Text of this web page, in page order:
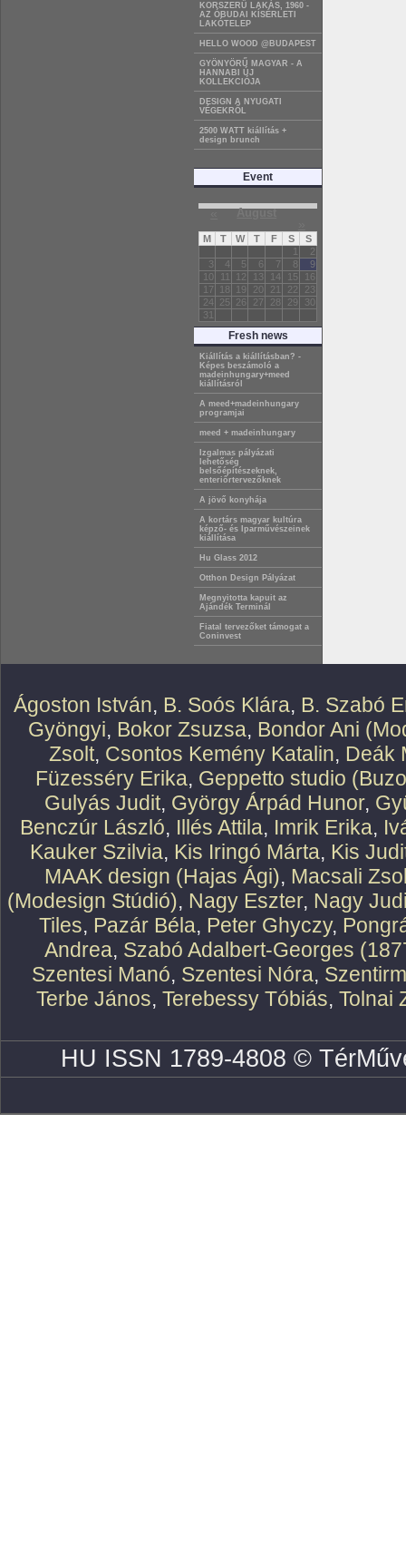
KORSZERŰ LAKÁS, 1960 -
AZ ÓBUDAI KÍSÉRLETI
LAKÓTELEP
HELLO WOOD @BUDAPEST
GYÖNYÖRŰ MAGYAR - A
HANNABI ÚJ
KOLLEKCIÓJA
DESIGN A NYUGATI
VÉGEKRŐL
2500 WATT kiállítás +
design brunch
Event
« August
M T W T F S
S
1
2
3
4 5 6 7 8
9
10
11 12 13 14 15
16
17
18 19 20 21 22
23
24
25 26 27 28 29
30
31
Fresh news
Kiállítás a kiállításban? -
Képes beszámoló a
madeinhungary+meed
kiállításról
A meed+madeinhungary
programjai
meed + madeinhungary
Izgalmas pályázati
lehetőség
belsőépítészeknek,
enteriőrtervezőknek
A jövő konyhája
A kortárs magyar kultúra
képző- és Iparművészeinek
kiállítása
Hu Glass 2012
Otthon Design Pályázat
Megnyitotta kapuit az
Ajándék Terminál
Fiatal tervezőket támogat a
Coninvest
Ágoston István, B. Soós Klára, B. Szabó
Gyöngyi, Bokor Zsuzsa, Bondor Ani
Zsolt, Csontos Kemény Katalin, Deák
Füzesséry Erika, Geppetto studio
Gulyás Judit, György Árpád Hunor,
Benczúr László, Illés Attila, Imrik Erika,
Kauker Szilvia, Kis Iringó Márta, Kis
MAAK design (Hajas Ági), Macsali
(Modesign Stúdió), Nagy Eszter, Nagy
Tiles, Pazár Béla, Peter Ghyczy,
Andrea, Szabó Adalbert-Georges
Szentesi Manó, Szentesi Nóra,
Terbe János, Terebessy Tóbiás, Tolnai
HU ISSN 1789-4808 ©